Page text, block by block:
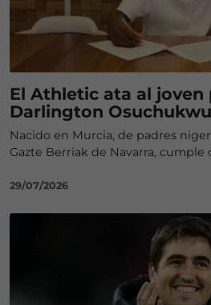
El Athletic ata al joven
Darlington
Nacido en Murcia, de padres
Gazte Berriak de Navarra,
29/07/2026